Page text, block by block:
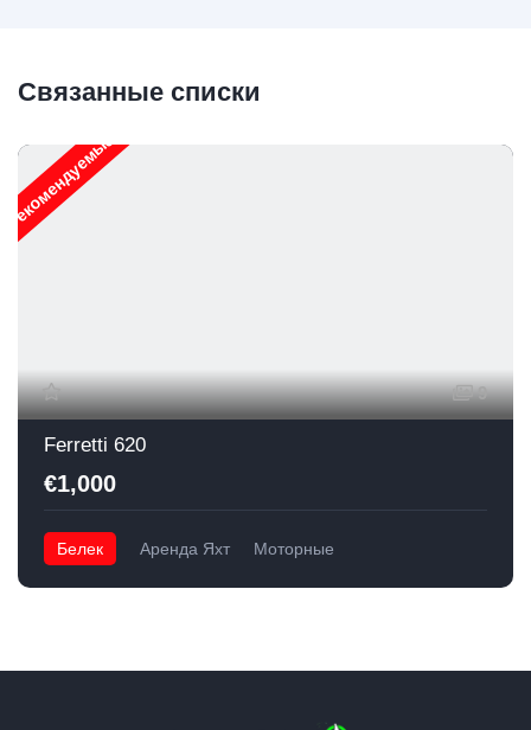
Связанные списки
Рекомендуемые
9
Ferretti 620
€1,000
Белек Аренда Яхт Моторные